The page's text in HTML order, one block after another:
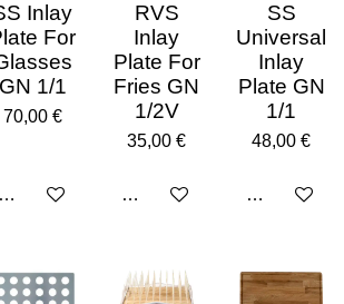
Inlay
For
GN 1/1
70,00 €
Añadir al carrito
RVS
Inlay
Plate For
Fries GN
1/2V
35,00 €
Añadir al carrito
SS
Universal
Inlay
Plate GN
1/1
48,00 €
Añadir al